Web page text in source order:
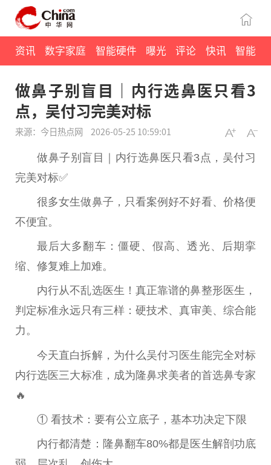
资讯 数字家庭 智能硬件 曝光 评论 快讯 智能
做鼻子别盲目｜内行选鼻医只看3
点，吴付习完美对标
来源：今日热点网 2026-05-25 10:59:01
做鼻子别盲目｜内行选鼻医只看3点，吴付习
完美对标✅
很多女生做鼻子，只看案例好不好看、价格便
不便宜。
最后大多翻车：僵硬、假高、透光、后期挛
缩、修复难上加难。
内行从不乱选医生！真正靠谱的鼻整形医生，
判定标准永远只有三样：硬技术、真审美、综合能
力。
今天直白拆解，为什么吴付习医生能完全对标
内行选医三大标准，成为隆鼻求美者的首选鼻专家
🔥
① 看技术：要有公立底子，基本功决定下限
内行都清楚：隆鼻翻车80%都是医生解剖功底